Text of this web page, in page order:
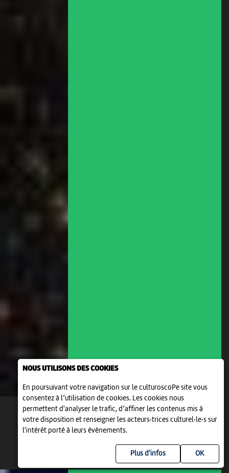
NOUS UTILISONS DES COOKIES
En poursuivant votre navigation sur le culturoscoPe site vous
consentez à l’utilisation de cookies. Les cookies nous
permettent d'analyser le trafic, d’affiner les contenus mis à
votre disposition et renseigner les acteurs·trices culturel·le·s sur
l'intérêt porté à leurs événements.
Plus d'infos